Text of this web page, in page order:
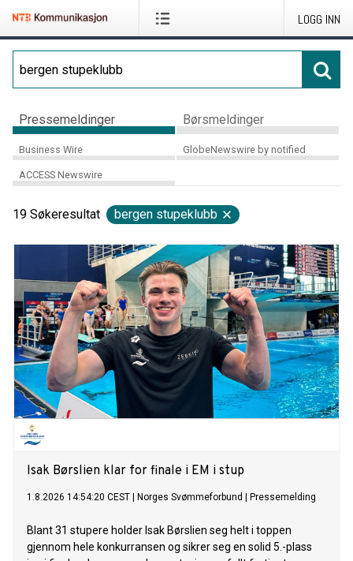
LOGG INN
Pressemeldinger Børsmeldinger
Business Wire GlobeNewswire by notified
ACCESS Newswire
19 Søkeresultat bergen stupeklubb
Isak Børslien klar for finale i EM i stup
1.8.2026 14:54:20 CEST Norges Svømmeforbund Pressemelding
Blant 31 stupere holder Isak Børslien seg helt i toppen
gjennom hele konkurransen og sikrer seg en solid 5.-plass